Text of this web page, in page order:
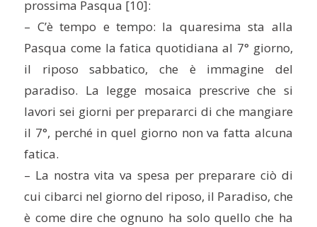
prossima Pasqua [10]:
– C’è tempo e tempo: la quaresima sta alla
Pasqua come la fatica quotidiana al 7° giorno,
il riposo sabbatico, che è immagine del
paradiso. La legge mosaica prescrive che si
lavori sei giorni per prepararci di che mangiare
il 7°, perché in quel giorno non va fatta alcuna
fatica.
– La nostra vita va spesa per preparare ciò di
cui cibarci nel giorno del riposo, il Paradiso, che
è come dire che ognuno ha solo quello che ha